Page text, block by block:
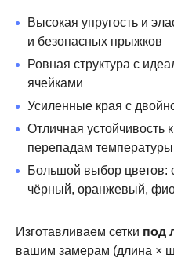
Высокая упругость и
и безопасных прыжков
Ровная структура с
ячейками
Усиленные края с
Отличная устойчивость
перепадам температуры
Большой выбор цветов:
чёрный, оранжевый,
Изготавливаем сетки под
вашим замерам (длина ×